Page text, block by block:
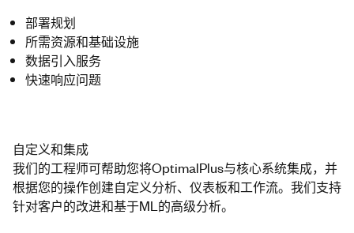
部署规划
所需资源和基础设施
数据引入服务
快速响应问题
自定义和集成
我们的工程师可帮助您将OptimalPlus与核心系统集成，并
根据您的操作创建自定义分析、仪表板和工作流。我们支持
针对客户的改进和基于ML的高级分析。